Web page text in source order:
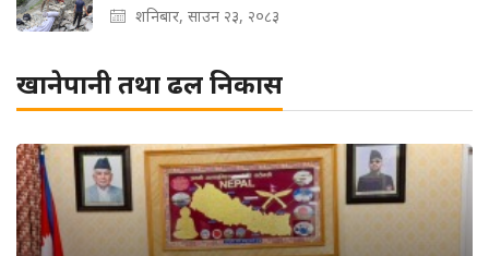
शनिबार, साउन २३, २०८३
खानेपानी तथा ढल निकास